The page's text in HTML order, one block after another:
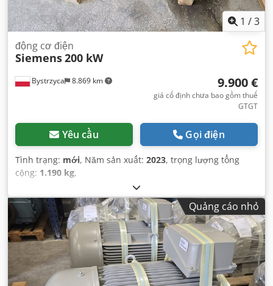
1 /3
Bystrzyca 8.869 km
động cơ điện
Siemens200 kW
9.900 €
giá cố định chưa bao gồm thuế
GTGT
Yêu cầu Gọi điện
Tình trạng: mới, Năm sản xuất: 2023, trọng lượng tổng
cộng: 1.190 kg,
Quảng cáo nhỏ